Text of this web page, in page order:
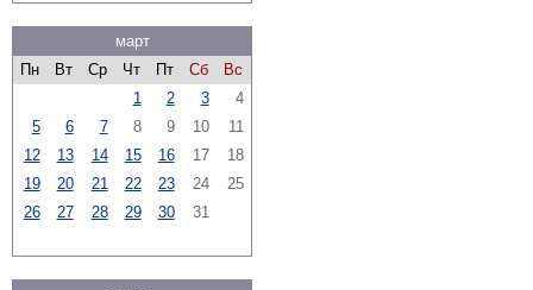
март
Пн
Вт Ср Чт Пт Сб
Вс
1
2 3
4
5
6 7 8 9 10
11
12
13 14 15 16 17
18
19
20 21 22 23 24
25
26
27 28 29 30 31